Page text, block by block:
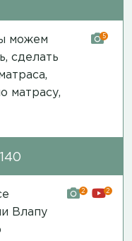
можем
сделать
матрасу,
5
Влапу
2 2